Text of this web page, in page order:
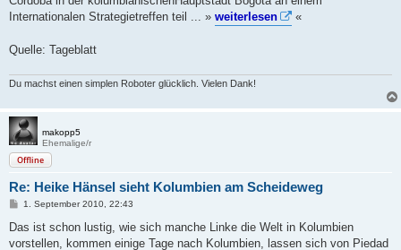
Internationalen Strategietreffen teil ... » weiterlesen «
Quelle: Tageblatt
Du machst einen simplen Roboter glücklich. Vielen Dank!
makopp5
Ehemalige/r
Offline
Re: Heike Hänsel sieht Kolumbien am Scheideweg
B
i
r
1. September 2010, 22:43
Das ist schon lustig, wie sich manche Linke die Welt in Kolumbien
vorstellen, kommen einige Tage nach Kolumbien, lassen sich von Piedad